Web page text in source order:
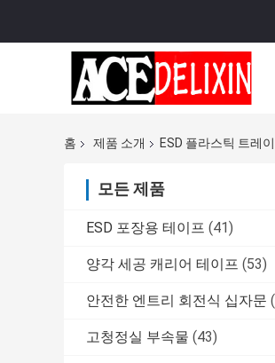
홈 제품 소개 ESD 플라스틱 트레이
모든 제품
ESD 포장용 테이프 (41)
양각 세공 캐리어 테이프 (53)
안전한 엔트리 회전식 십자문
고청정실 부속물 (43)